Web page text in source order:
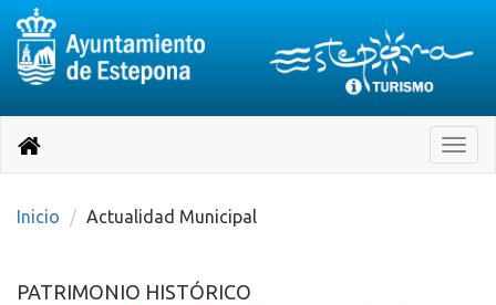
página
Toggle
Destino:
Volver
inicio
Inicio Actualidad Municipal
PATRIMONIO HISTÓRICO